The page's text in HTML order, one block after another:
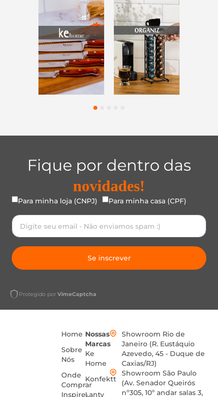
Lar
Casa e
Organização
Utilidades de
45
Fique por dentro das
novidades!
Para minha loja (CNPJ) Para minha casa (CPF)
Se inscrever
Protegido por VimeCaptcha
Home
Sobre
Nós
Onde
Comprar
Inspire-
Nossas
Marcas
Ke
Home
Konfektt
Lanty
Showroom Rio de
Janeiro (R. Eustáquio
Azevedo, 45 - Duque de
Caxias/RJ)
Showroom São Paulo
(Av. Senador Queirós
nº305, 10º andar salas 3,